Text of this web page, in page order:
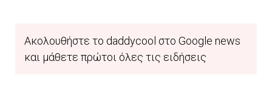
Ακολουθήστε το daddycool στο Google news
και μάθετε πρώτοι όλες τις ειδήσεις